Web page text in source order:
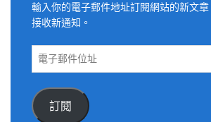
輸入你的電子郵件地址訂閱網站的新文
接收新通知。
電
件
位
訂閱